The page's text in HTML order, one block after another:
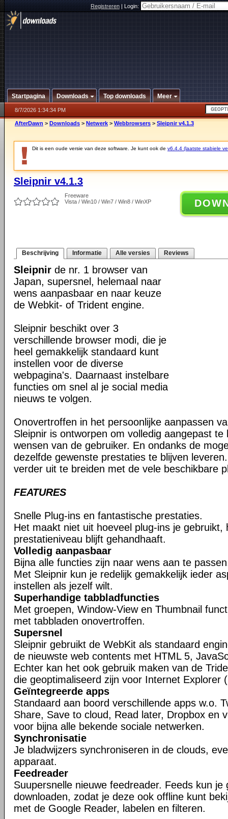
Registreren|Login:
Startpagina Downloads Top downloads Meer
8/7/2026 1:34:34 PM
AfterDawn > Downloads > Netwerk > Webbrowsers > Sleipnir v4.1.3
Dit is een oude versie van deze software. Je kunt ook de v6.4.4 (laatste stabiele
Sleipnir v4.1.3
Freeware
Vista / Win10 / Win7 / Win8 / WinXP
Beschrijving Informatie Alle versies Reviews
Sleipnir de nr. 1 browser van
Japan, supersnel, helemaal naar
wens aanpasbaar en naar keuze
de Webkit- of Trident engine.
Sleipnir beschikt over 3
verschillende browser modi, die je
heel gemakkelijk standaard kunt
instellen voor de diverse
webpagina's. Daarnaast instelbare
functies om snel al je social media
nieuws te volgen.
Onovertroffen in het persoonlijke aanpassen
Sleipnir is ontworpen om volledig aangepast
wensen van de gebruiker. En ondanks de
dezelfde gewenste prestaties te blijven
verder uit te breiden met de vele beschikbare
FEATURES
Snelle Plug-ins en fantastische prestaties.
Het maakt niet uit hoeveel plug-ins je gebruikt,
prestatieniveau blijft gehandhaaft.
Volledig aanpasbaar
Bijna alle functies zijn naar wens aan te
Met Sleipnir kun je redelijk gemakkelijk ieder
instellen als jezelf wilt.
Superhandige tabbladfuncties
Met groepen, Window-View en Thumbnail
met tabbladen onovertroffen.
Supersnel
Sleipnir gebruikt de WebKit als standaard
de nieuwste web contents met HTML 5,
Echter kan het ook gebruik maken van de
die geoptimaliseerd zijn voor Internet Explorer
Geïntegreerde apps
Standaard aan boord verschillende apps w.o.
Share, Save to cloud, Read later, Dropbox en
voor bijna alle bekende sociale netwerken.
Synchronisatie
Je bladwijzers synchroniseren in de clouds,
apparaat.
Feedreader
Suupersnelle nieuwe feedreader. Feeds kun je
downloaden, zodat je deze ook offline kunt
met de Google Reader, labelen en filteren.